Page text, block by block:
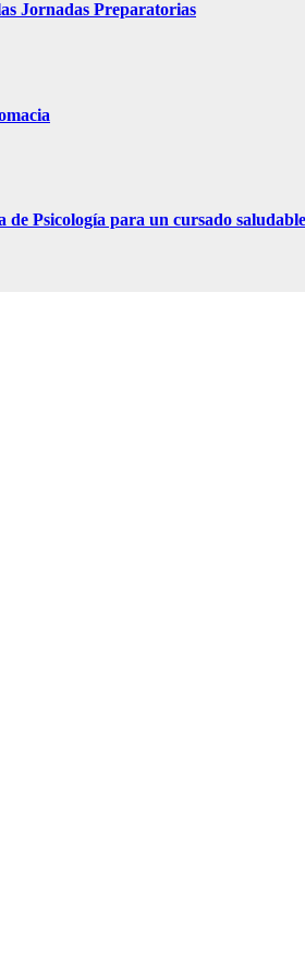
Jornadas Preparatorias
de Psicología para un cursado saludable